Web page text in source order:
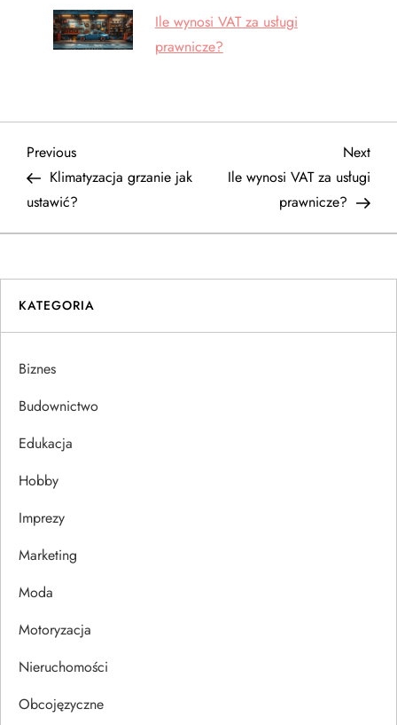
Ile wynosi VAT za usługi
prawnicze?
N
a
w
i
g
a
c
j
a
w
p
i
s
u
Previous
Post
Previous
Klimatyzacja grzanie jak
ustawić?
Next
Next
Ile wynosi VAT za usługi
prawnicze?
KATEGORIA
Biznes
Budownictwo
Edukacja
Hobby
Imprezy
Marketing
Moda
Motoryzacja
Nieruchomości
Obcojęzyczne